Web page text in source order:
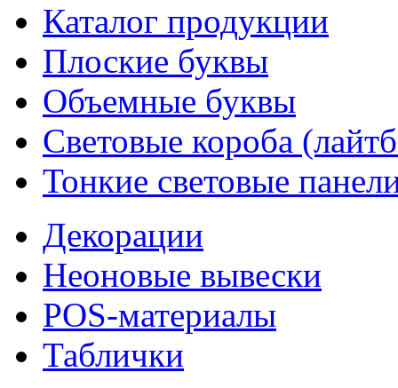
Каталог продукции
Плоские буквы
Объемные буквы
Световые короба
Тонкие световые
Декорации
Неоновые вывески
POS-материалы
Таблички